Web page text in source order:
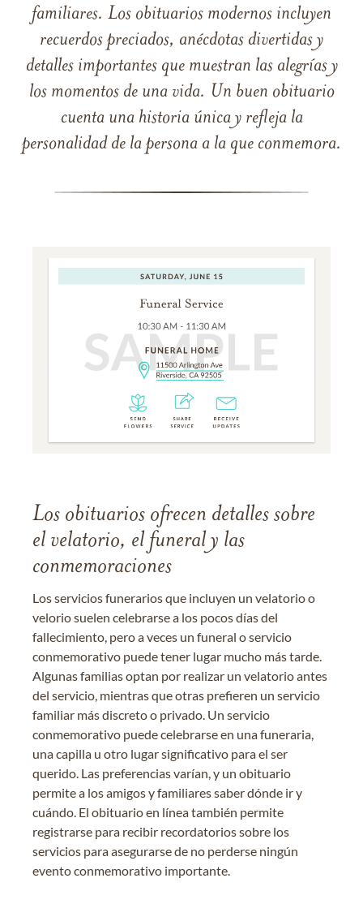
familiares. Los obituarios modernos incluyen
recuerdos preciados, anécdotas divertidas y
detalles importantes que muestran las alegrías y
los momentos de una vida. Un buen obituario
cuenta una historia única y refleja la
personalidad de la persona a la que conmemora.
Los obituarios ofrecen detalles sobre
el velatorio, el funeral y las
conmemoraciones
Los servicios funerarios que incluyen un velatorio o
velorio suelen celebrarse a los pocos días del
fallecimiento, pero a veces un funeral o servicio
conmemorativo puede tener lugar mucho más tarde.
Algunas familias optan por realizar un velatorio antes
del servicio, mientras que otras prefieren un servicio
familiar más discreto o privado. Un servicio
conmemorativo puede celebrarse en una funeraria,
una capilla u otro lugar significativo para el ser
querido. Las preferencias varían, y un obituario
permite a los amigos y familiares saber dónde ir y
cuándo. El obituario en línea también permite
registrarse para recibir recordatorios sobre los
servicios para asegurarse de no perderse ningún
evento conmemorativo importante.